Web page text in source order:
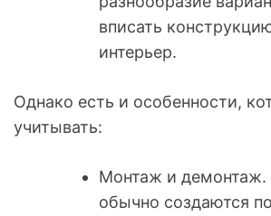
вписать
интерьер.
Однако есть и особенности,
учитывать:
Монтаж и
обычно создаются